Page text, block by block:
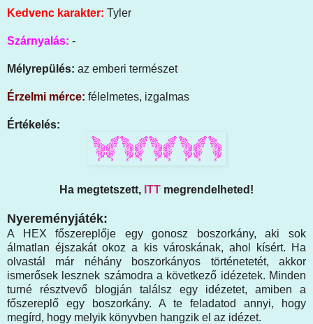
Kedvenc karakter: Tyler
Szárnyalás: -
Mélyrepülés: az emberi természet
Érzelmi mérce: félelmetes, izgalmas
Értékelés:
Ha megtetszett, ITT megrendelheted!
Nyereményjáték:
A HEX főszereplője egy gonosz boszorkány, aki sok
álmatlan éjszakát okoz a kis városkának, ahol kísért. Ha
olvastál már néhány boszorkányos történetetét, akkor
ismerősek lesznek számodra a következő idézetek. Minden
turné résztvevő blogján találsz egy idézetet, amiben a
főszereplő egy boszorkány. A te feladatod annyi, hogy
megírd, hogy melyik könyvben hangzik el az idézet.